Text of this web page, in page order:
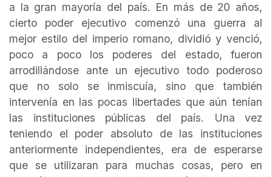
a la gran mayoría del país. En más de 20 años,
cierto poder ejecutivo comenzó una guerra al
mejor estilo del imperio romano, dividió y venció,
poco a poco los poderes del estado, fueron
arrodillándose ante un ejecutivo todo poderoso
que no solo se inmiscuía, sino que también
intervenía en las pocas libertades que aún tenían
las instituciones públicas del país. Una vez
teniendo el poder absoluto de las instituciones
anteriormente independientes, era de esperarse
que se utilizaran para muchas cosas, pero en